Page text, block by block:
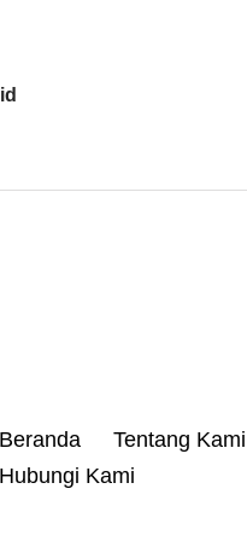
Beranda Tentang Kami
Hubungi Kami